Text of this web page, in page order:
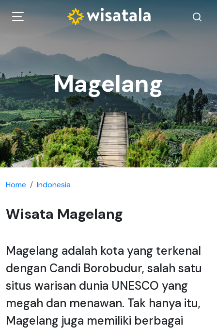
Magelang
Home Indonesia
Wisata Magelang
Magelang adalah kota yang terkenal
dengan Candi Borobudur, salah satu
situs warisan dunia UNESCO yang
megah dan menawan. Tak hanya itu,
Magelang juga memiliki berbagai